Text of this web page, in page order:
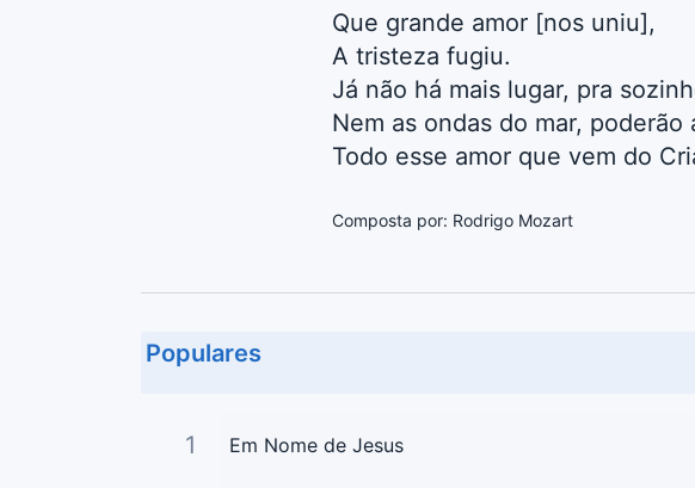
Que grande amor [nos uniu],
A tristeza fugiu.
Já não há mais lugar, pra
Nem as ondas do mar, poderão
Todo esse amor que vem do
Composta por: Rodrigo Mozart
Populares
1 Em Nome de Jesus